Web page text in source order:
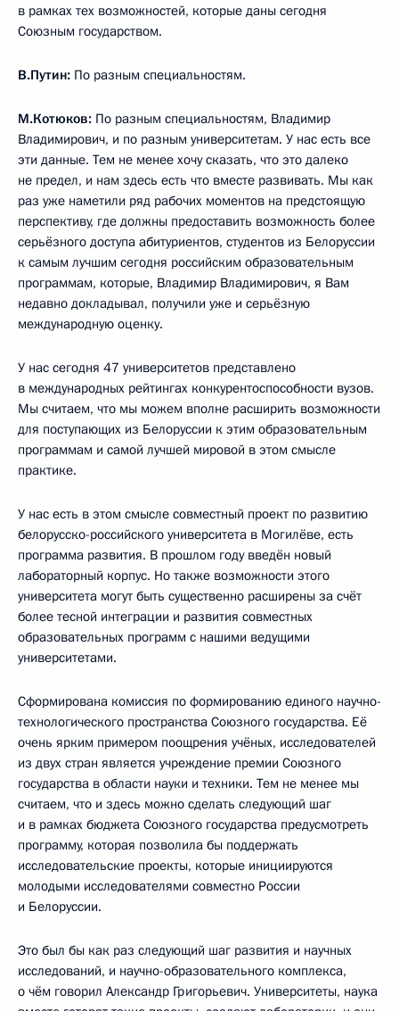
в рамках тех возможностей, которые даны сегодня
Союзным государством.
В.Путин: По разным специальностям.
М.Котюков: По разным специальностям, Владимир
Владимирович, и по разным университетам. У нас есть все
эти данные. Тем не менее хочу сказать, что это далеко
не предел, и нам здесь есть что вместе развивать. Мы как
раз уже наметили ряд рабочих моментов на предстоящую
перспективу, где должны предоставить возможность более
серьёзного доступа абитуриентов, студентов из Белоруссии
к самым лучшим сегодня российским образовательным
программам, которые, Владимир Владимирович, я Вам
недавно докладывал, получили уже и серьёзную
международную оценку.
У нас сегодня 47 университетов представлено
в международных рейтингах конкурентоспособности вузов.
Мы считаем, что мы можем вполне расширить возможности
для поступающих из Белоруссии к этим образовательным
программам и самой лучшей мировой в этом смысле
практике.
У нас есть в этом смысле совместный проект по развитию
белорусско-российского университета в Могилёве, есть
программа развития. В прошлом году введён новый
лабораторный корпус. Но также возможности этого
университета могут быть существенно расширены за счёт
более тесной интеграции и развития совместных
образовательных программ с нашими ведущими
университетами.
Сформирована комиссия по формированию единого научно-
технологического пространства Союзного государства. Её
очень ярким примером поощрения учёных, исследователей
из двух стран является учреждение премии Союзного
государства в области науки и техники. Тем не менее мы
считаем, что и здесь можно сделать следующий шаг
и в рамках бюджета Союзного государства предусмотреть
программу, которая позволила бы поддержать
исследовательские проекты, которые инициируются
молодыми исследователями совместно России
и Белоруссии.
Это был бы как раз следующий шаг развития и научных
исследований, и научно-образовательного комплекса,
о чём говорил Александр Григорьевич. Университеты, наука